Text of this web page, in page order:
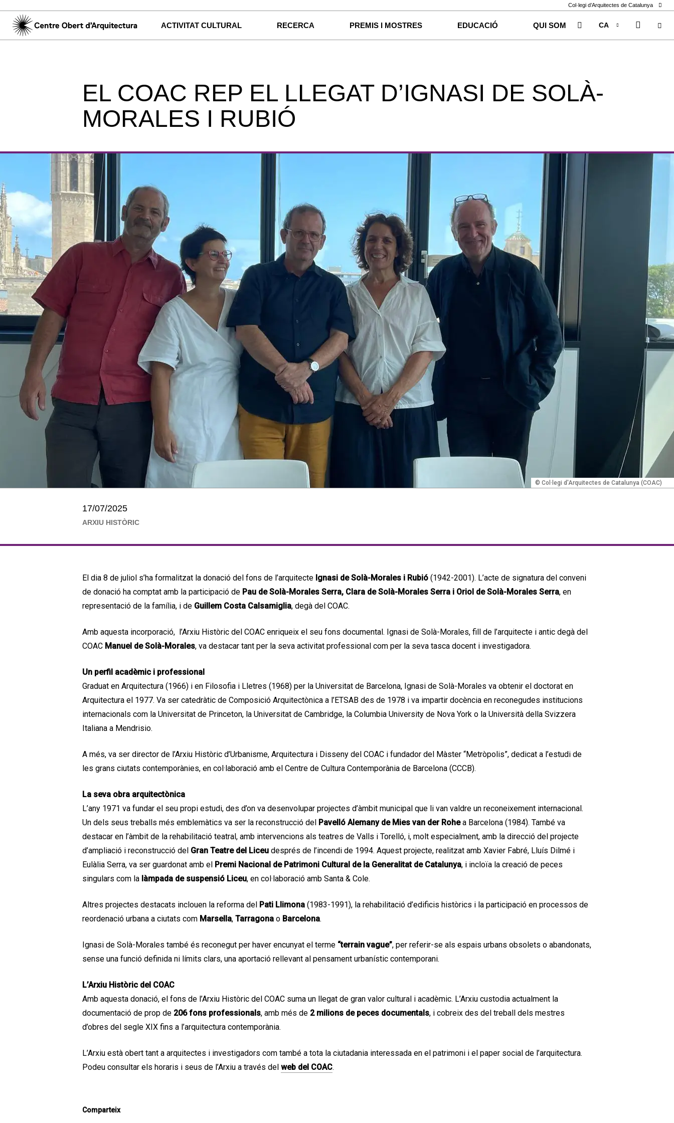
Col·legi d’Arquitectes de Catalunya
ACTIVITAT CULTURAL RECERCA PREMIS I MOSTRES EDUCACIÓ QUI SOM
CA
ES
EL COAC REP EL LLEGAT D’IGNASI DE SOLÀ-
MORALES I RUBIÓ
© Col·legi d'Arquitectes de Catalunya (COAC)
17/07/2025
ARXIU HISTÒRIC
El dia 8 de juliol s’ha formalitzat la donació del fons de l’arquitecte Ignasi de Solà-Morales i Rubió (1942-2001). L’acte de signatura del conveni
de donació ha comptat amb la participació de Pau de Solà-Morales Serra, Clara de Solà-Morales Serra i Oriol de Solà-Morales Serra, en
representació de la família, i de Guillem Costa Calsamiglia, degà del COAC.
Amb aquesta incorporació, l’Arxiu Històric del COAC enriqueix el seu fons documental. Ignasi de Solà-Morales, fill de l’arquitecte i antic degà del
COAC Manuel de Solà-Morales, va destacar tant per la seva activitat professional com per la seva tasca docent i investigadora.
Un perfil acadèmic i professional
Graduat en Arquitectura (1966) i en Filosofia i Lletres (1968) per la Universitat de Barcelona, Ignasi de Solà-Morales va obtenir el doctorat en
Arquitectura el 1977. Va ser catedràtic de Composició Arquitectònica a l’ETSAB des de 1978 i va impartir docència en reconegudes institucions
internacionals com la Universitat de Princeton, la Universitat de Cambridge, la Columbia University de Nova York o la Università della Svizzera
Italiana a Mendrisio.
A més, va ser director de l’Arxiu Històric d’Urbanisme, Arquitectura i Disseny del COAC i fundador del Màster “Metròpolis”, dedicat a l’estudi de
les grans ciutats contemporànies, en col·laboració amb el Centre de Cultura Contemporània de Barcelona (CCCB).
La seva obra arquitectònica
L’any 1971 va fundar el seu propi estudi, des d’on va desenvolupar projectes d’àmbit municipal que li van valdre un reconeixement internacional.
Un dels seus treballs més emblemàtics va ser la reconstrucció del Pavelló Alemany de Mies van der Rohea Barcelona (1984). També va
destacar en l’àmbit de la rehabilitació teatral, amb intervencions als teatres de Valls i Torelló, i, molt especialment, amb la direcció del projecte
d’ampliació i reconstrucció del Gran Teatre del Liceu després de l’incendi de 1994. Aquest projecte, realitzat amb Xavier Fabré, Lluís Dilmé i
Eulàlia Serra, va ser guardonat amb el Premi Nacional de Patrimoni Cultural de la Generalitat de Catalunya, i incloïa la creació de peces
singulars com la làmpada de suspensió Liceu, en col·laboració amb Santa & Cole.
Altres projectes destacats inclouen la reforma del Pati Llimona (1983-1991), la rehabilitació d’edificis històrics i la participació en processos de
reordenació urbana a ciutats com Marsella, Tarragona o Barcelona.
Ignasi de Solà-Morales també és reconegut per haver encunyat el terme “terrain vague”, per referir-se als espais urbans obsolets o abandonats,
sense una funció definida ni límits clars, una aportació rellevant al pensament urbanístic contemporani.
L’Arxiu Històric del COAC
Amb aquesta donació, el fons de l’Arxiu Històric del COAC suma un llegat de gran valor cultural i acadèmic. L’Arxiu custodia actualment la
documentació de prop de 206 fons professionals, amb més de 2 milions de peces documentals, i cobreix des del treball dels mestres
d’obres del segle XIX fins a l’arquitectura contemporània.
L’Arxiu està obert tant a arquitectes i investigadors com també a tota la ciutadania interessada en el patrimoni i el paper social de l’arquitectura.
Podeu consultar els horaris i seus de l’Arxiu a través del web del COAC.
Comparteix